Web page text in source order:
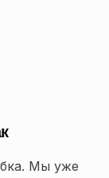
Мы уже